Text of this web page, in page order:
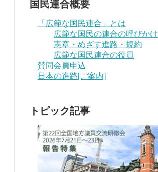
国民連合概要
「広範な国民連合」とは
広範な国民の連合の呼びかけ
憲章・めざす進路・規約
広範な国民連合の役員
賛同会員申込
日本の進路[ご案内]
トピック記事